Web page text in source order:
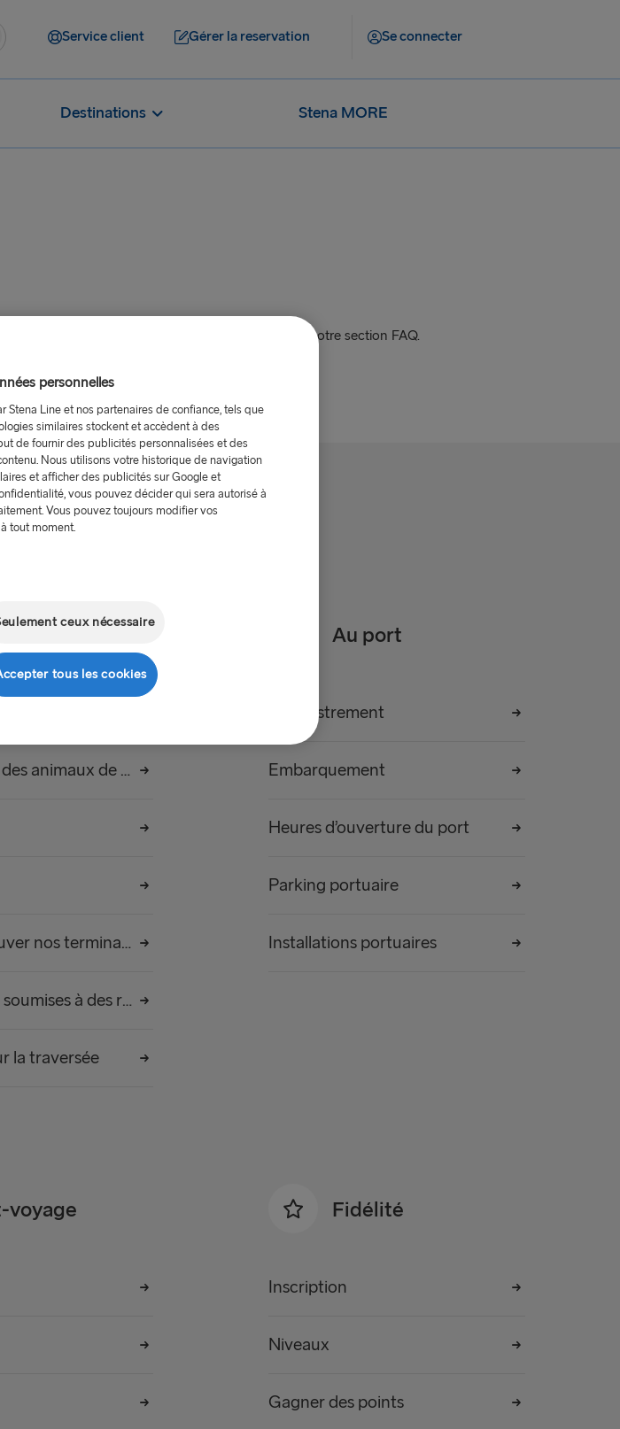
Service client Gérer la reservation Se connecter
Destinations Stena MORE
questions fréquentes posées par nos clients dans notre section FAQ.
oucontactez-nous
Voyager avec des animaux de compagnie
Comment trouver nos terminaux
Marchandises soumises à des restrictions
la traversée
Au port
Enregistrement
Embarquement
Heures d’ouverture du port
Parking portuaire
Installations portuaires
voyage Fidélité
Inscription
Niveaux
Gagner des points
personnelles
Stena Line et nos partenaires de confiance, tels que
similaires stockent et accèdent à des
de fournir des publicités personnalisées et des
Nous utilisons votre historique de navigation
et afficher des publicités sur Google et
vous pouvez décider qui sera autorisé à
Vous pouvez toujours modifier vos
tout moment.
ceux nécessaire
tous les cookies